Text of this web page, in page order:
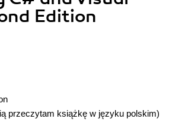
Edition
przeczytam książkę w języku polskim)